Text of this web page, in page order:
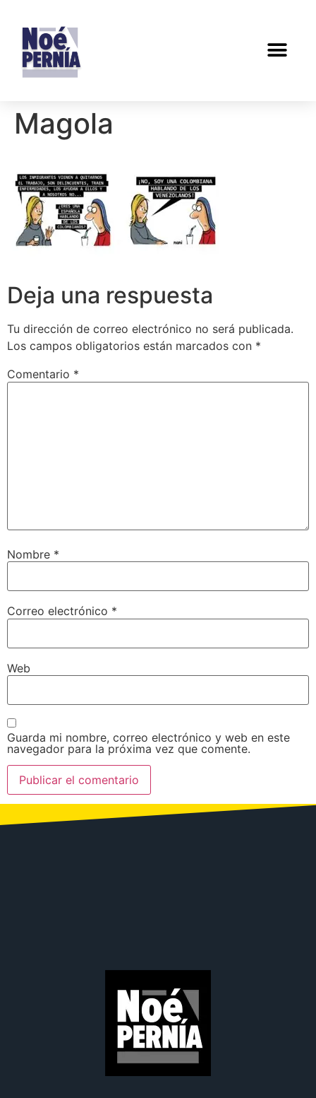
Magola
Deja una respuesta
Tu dirección de correo electrónico no será publicada.
Los campos obligatorios están marcados con *
Comentario *
Nombre *
Correo electrónico *
Web
Guarda mi nombre, correo electrónico y web en este
navegador para la próxima vez que comente.